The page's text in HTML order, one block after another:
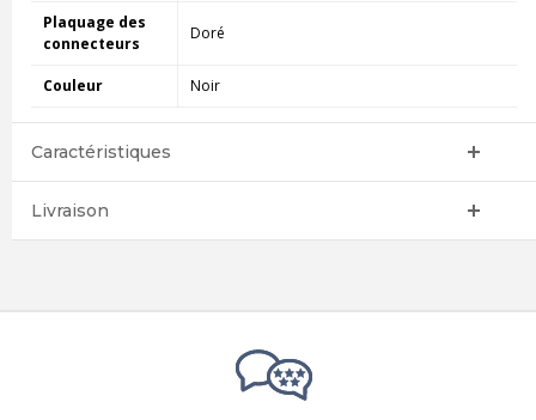
Plaquage des
connecteurs
Doré
Couleur Noir
Caractéristiques
Livraison